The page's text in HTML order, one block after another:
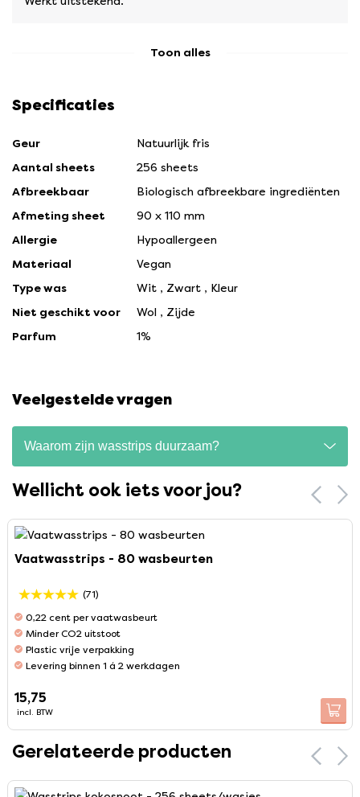
Toon alles
Specificaties
Geur
Natuurlijk fris
Aantal sheets
256 sheets
Afbreekbaar
Biologisch afbreekbare ingrediënten
Afmeting sheet
90 x 110 mm
Allergie
Hypoallergeen
Materiaal
Vegan
Type was
Wit , Zwart , Kleur
Niet geschikt voor
Wol , Zijde
Parfum
1%
Veelgestelde vragen
Waarom zijn wasstrips duurzaam?
Wellicht ook iets voor jou?
Vaatwasstrips - 80 wasbeurten
(71)
0,22 cent per vaatwasbeurt
Minder CO2 uitstoot
Plastic vrije verpakking
Levering binnen 1 á 2 werkdagen
15,75
incl. BTW
Gerelateerde producten